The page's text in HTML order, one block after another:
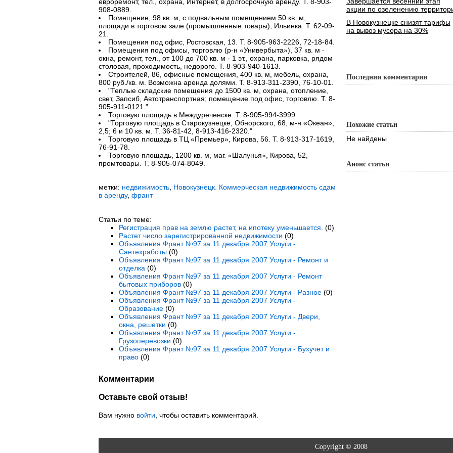
908-0889.
Помещение, 98 кв. м, с подвальным помещением 50 кв. м,
площади в торговом зале (промышленные товары), Ильинка. Т. 62-09-
21.
Помещения под офис, Ростовская, 13. Т. 8-905-963-2226, 72-18-84.
Помещения под офисы, торговлю (р-н «Универбыта»), 37 кв. м -
окна, ремонт, тел., от 100 до 700 кв. м - 1 эт., охрана, парковка, рядом
столовая, проходимость, недорого. Т. 8-903-940-1613.
Строителей, 86, офисные помещения, 400 кв. м, мебель, охрана,
800 руб./кв. м. Возможна аренда долями. Т. 8-913-311-2390, 76-10-01.
"Теплые складские помещения до 1500 кв. м, охрана, отопление,
свет, Запсиб, Автотранспортная; помещение под офис, торговлю. Т. 8-
905-911-0121."
Торговую площадь в Междуреченске. Т. 8-905-994-3999.
"Торговую площадь в Старокузнецке, Обнорского, 68, м-н «Океан»,
2,5; 6 и 10 кв. м. Т. 36-81-42, 8-913-416-2320."
Торговую площадь в ТЦ «Премьер», Кирова, 56. Т. 8-913-317-1619,
76-91-78.
Торговую площадь, 1200 кв. м, маг. «Шалунья», Кирова, 52,
промтовары. Т. 8-905-074-8049.
метки: недвижимость, Новокузнецк. Коммерческая недвижимость сдам
в аренду, франт
Статьи по теме:
Регистрация прав на землю растет, на ипотеку уменьшается. (0)
Растет число зарегистрированной недвижимости (0)
Объявления Франт №97 за 11 декабря 2007 Услуги -
Сантехработы(0)
Объявления Франт №97 за 11 декабря 2007 Услуги - Ремонт и
отделка (0)
Объявления Франт №97 за 11 декабря 2007 Услуги - Ремонт
бытовых приборов(0)
Объявления Франт №97 за 11 декабря 2007 Услуги - Разное(0)
Объявления Франт №97 за 11 декабря 2007 Услуги -
Образование(0)
Объявления Франт №97 за 11 декабря 2007 Услуги - Двери,
окна, решетки (0)
Объявления Франт №97 за 11 декабря 2007 Услуги -
Грузоперевозки (0)
Объявления Франт №97 за 11 декабря 2007 Услуги - Бухучет и
право(0)
Комментарии
Оставьте свой отзыв!
Вам нужно войти , чтобы оставить комментарий.
акции по озеленению
В Новокузнецке снизят тарифы
на вывоз мусора на 30%
Последнии комментарии
Похожие статьи
Не найдены
Анонс статьи
Copyright © 2008